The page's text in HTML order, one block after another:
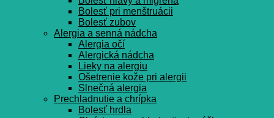
Bolesť pri menštruácii
Bolesť zubov
Alergia a senná nádcha
Alergia očí
Alergická nádcha
Lieky na alergiu
Ošetrenie kože pri alergii
Slnečná alergia
Prechladnutie a chrípka
Bolesť hrdla